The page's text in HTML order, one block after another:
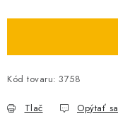
O NÁS
ČINNOSTI
Kód tovaru: 3758
Tlač Opýtať sa